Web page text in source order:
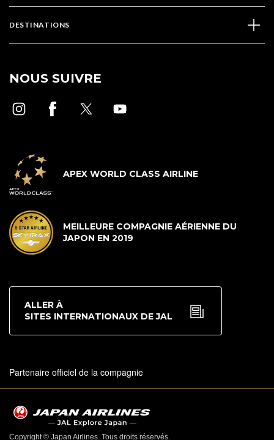
DESTINATIONS
NOUS SUIVRE
APEX WORLD CLASS AIRLINE
MEILLEURE COMPAGNIE AÉRIENNE DU
JAPON EN 2019
ALLER À
SITES INTERNATIONAUX DE JAL
Partenaire officiel de la compagnie
Copyright © Japan Airlines. Tous droits réservés.